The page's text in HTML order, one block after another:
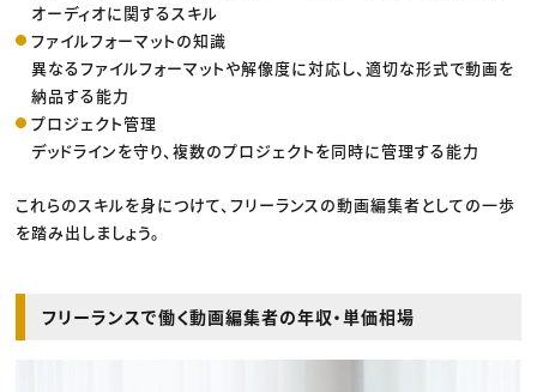
オーディオに関するスキル
ファイルフォーマットの知識
異なるファイルフォーマットや解像度に対応し、適切な形式で動画を
納品する能力
プロジェクト管理
デッドラインを守り、複数のプロジェクトを同時に管理する能力
これらのスキルを身につけて、フリーランスの動画編集者としての一歩
を踏み出しましょう。
フリーランスで働く動画編集者の年収・単価相場